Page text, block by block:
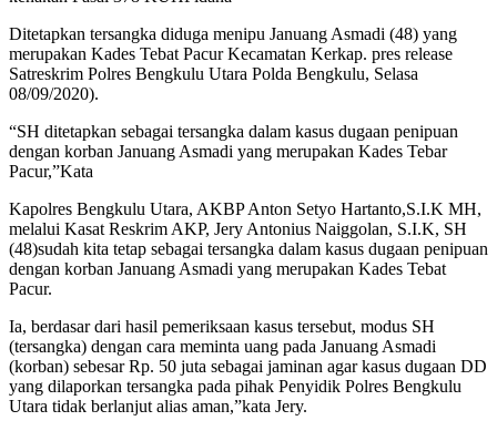
Ditetapkan tersangka diduga menipu Januang Asmadi (48) yang
merupakan Kades Tebat Pacur Kecamatan Kerkap. pres release
Satreskrim Polres Bengkulu Utara Polda Bengkulu, Selasa
08/09/2020).
“SH ditetapkan sebagai tersangka dalam kasus dugaan penipuan
dengan korban Januang Asmadi yang merupakan Kades Tebar
Pacur,”Kata
Kapolres Bengkulu Utara, AKBP Anton Setyo Hartanto,S.I.K MH,
melalui Kasat Reskrim AKP, Jery Antonius Naiggolan, S.I.K, SH
(48)sudah kita tetap sebagai tersangka dalam kasus dugaan penipuan
dengan korban Januang Asmadi yang merupakan Kades Tebat
Pacur.
Ia, berdasar dari hasil pemeriksaan kasus tersebut, modus SH
(tersangka) dengan cara meminta uang pada Januang Asmadi
(korban) sebesar Rp. 50 juta sebagai jaminan agar kasus dugaan DD
yang dilaporkan tersangka pada pihak Penyidik Polres Bengkulu
Utara tidak berlanjut alias aman,”kata Jery.